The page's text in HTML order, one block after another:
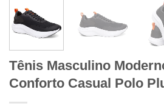
Tênis Masculino
Conforto Casual Polo